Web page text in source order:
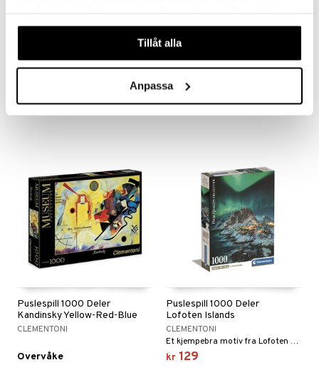
våra cookies vid fortsatt användande av vår webbplats.
Tillåt alla
Anpassa
Pop Demon Hunters
kr 129
Pop Demon Hunters Scene
kr 129
Puslespill 1000 Deler
Kandinsky Yellow-Red-Blue
CLEMENTONI
Overvåke
Puslespill 1000 Deler
Lofoten Islands
CLEMENTONI
Et kjempebra motiv fra Lofoten med en vakker nordlyshimmel
kr 129